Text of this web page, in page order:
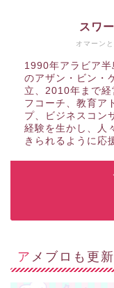
オマーン
スワ
1990年アラビア
のアザン・ビン・
立、2010年まで経
フコーチ、教育ア
プ、ビジネスコン
経験を生かし、人
きられるように応
アメブロも更